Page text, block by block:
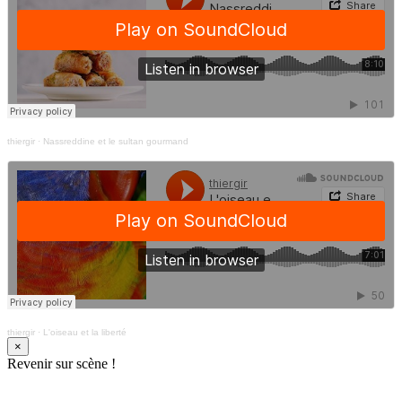
thiergir · Nassreddine et le sultan gourmand
thiergir · L'oiseau et la liberté
×
Revenir sur scène !